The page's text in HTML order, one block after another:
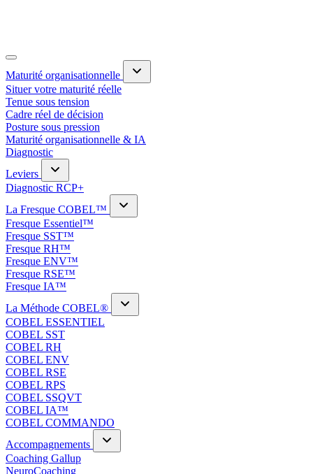
Maturité organisationnelle
Situer votre maturité réelle
Tenue sous tension
Cadre réel de décision
Posture sous pression
Maturité organisationnelle & IA
Diagnostic
Leviers
Diagnostic RCP+
La Fresque COBEL™
Fresque Essentiel™
Fresque SST™
Fresque RH™
Fresque ENV™
Fresque RSE™
Fresque IA™
La Méthode COBEL®
COBEL ESSENTIEL
COBEL SST
COBEL RH
COBEL ENV
COBEL RSE
COBEL RPS
COBEL SSQVT
COBEL IA™
COBEL COMMANDO
Accompagnements
Coaching Gallup
NeuroCoaching